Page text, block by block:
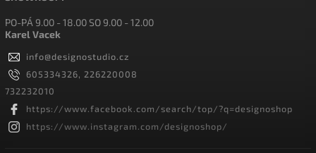
PO-PÁ 9.00 - 18.00 SO 9.00 - 12.00
Karel Vacek
info@designostudio.cz
605334326, 226220008
732232010
https://www.facebook.com/search/top/?q=designoshop
https://www.instagram.com/designoshop/